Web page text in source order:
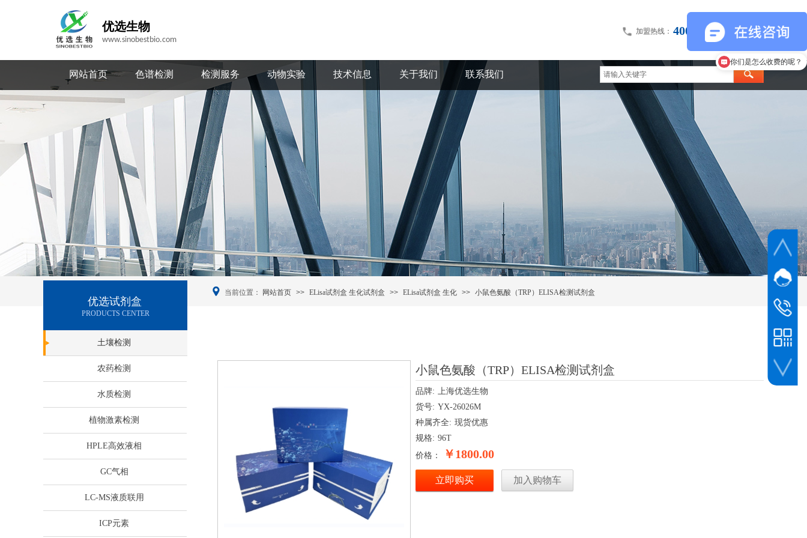
加盟热线： 400-075-0108
www.sinobestbio.com
优选生物
网站首页 色谱检测 检测服务 动物实验 技术信息 关于我们 联系我们
网站首页 >> ELisa试剂盒 生化试剂盒 >> ELisa试剂盒 生化 >> 小鼠色氨酸（TRP）ELISA检测试剂盒
当前位置：
优选试剂盒
PRODUCTS CENTER
土壤检测
农药检测
水质检测
植物激素检测
HPLE高效液相
GC气相
LC-MS液质联用
ICP元素
小鼠色氨酸（TRP）ELISA检测试剂盒
品牌: 上海优选生物
货号: YX-26026M
种属齐全: 现货优惠
规格: 96T
价格：
￥1800.00
立即购买 加入购物车
服务热线
网站客
电话客服
你们是怎么收费的呢？